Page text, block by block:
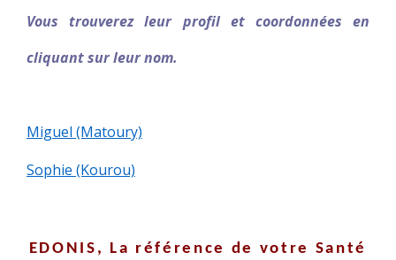
NOS PRATICIENS
Vous trouverez leur profil et coordonnées en
cliquant sur leur nom.
Miguel (Matoury)
Sophie (Kourou)
EDONIS, La référence de votre Santé